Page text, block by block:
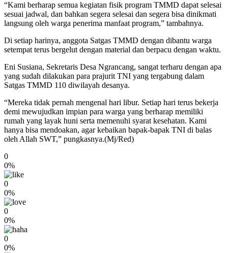
“Kami berharap semua kegiatan fisik program TMMD dapat selesai
sesuai jadwal, dan bahkan segera selesai dan segera bisa dinikmati
langsung oleh warga penerima manfaat program,” tambahnya.
Di setiap harinya, anggota Satgas TMMD dengan dibantu warga
setempat terus bergelut dengan material dan berpacu dengan waktu.
Eni Susiana, Sekretaris Desa Ngrancang, sangat terharu dengan apa
yang sudah dilakukan para prajurit TNI yang tergabung dalam
Satgas TMMD 110 diwilayah desanya.
“Mereka tidak pernah mengenal hari libur. Setiap hari terus bekerja
demi mewujudkan impian para warga yang berharap memiliki
rumah yang layak huni serta memenuhi syarat kesehatan. Kami
hanya bisa mendoakan, agar kebaikan bapak-bapak TNI di balas
oleh Allah SWT,” pungkasnya.(Mj/Red)
0
0%
0
0%
0
0%
0
0%